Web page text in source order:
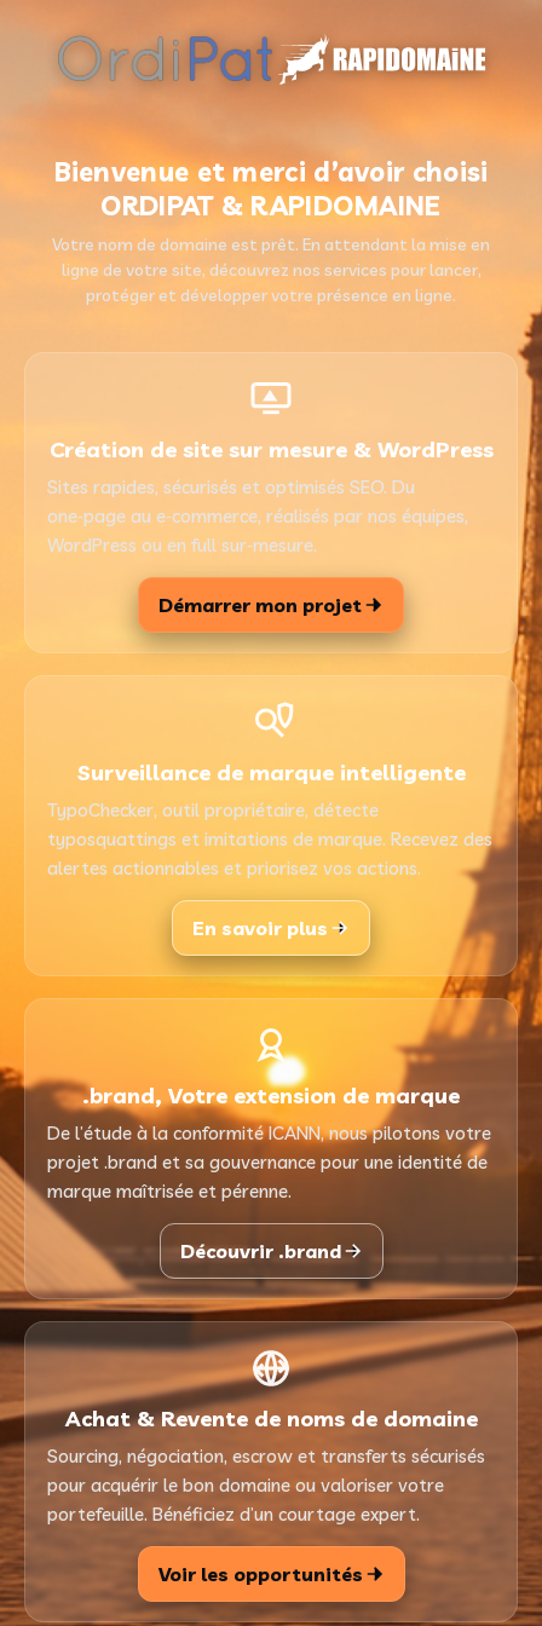
Bienvenue et merci d’avoir choisi
ORDIPAT & RAPIDOMAINE
Votre nom de domaine est prêt. En attendant la mise en
ligne de votre site, découvrez nos services pour lancer,
protéger et développer votre présence en ligne.
Création de site sur mesure & WordPress
Sites rapides, sécurisés et optimisés SEO. Du
one‑page au e‑commerce, réalisés par nos équipes,
WordPress ou en full sur‑mesure.
Démarrer mon projet
Surveillance de marque intelligente
TypoChecker, outil propriétaire, détecte
typosquattings et imitations de marque. Recevez des
alertes actionnables et priorisez vos actions.
En savoir plus
.brand, Votre extension de marque
De l’étude à la conformité ICANN, nous pilotons votre
projet .brand et sa gouvernance pour une identité de
marque maîtrisée et pérenne.
Découvrir .brand
Achat & Revente de noms de domaine
Sourcing, négociation, escrow et transferts sécurisés
pour acquérir le bon domaine ou valoriser votre
portefeuille. Bénéficiez d’un courtage expert.
Voir les opportunités